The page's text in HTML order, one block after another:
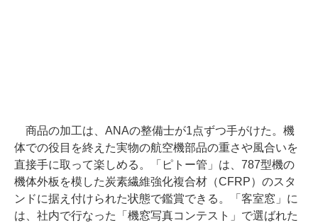
商品の加工は、ANAの整備士が1点ずつ手がけた。機
体での役目を終えた実物の航空機部品の重さや風合いを
直接手に取って楽しめる。「ピトー管」は、787型機の
機体外板を模した炭素繊維強化複合材（CFRP）のスタ
ンドに据え付けられた状態で鑑賞できる。「客室窓」に
は、社内で行なった「機窓写真コンテスト」で選ばれた